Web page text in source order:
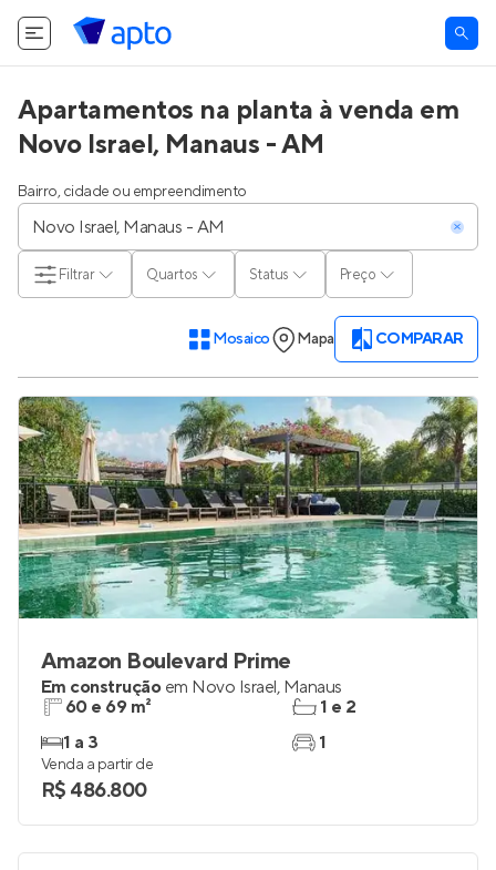
Apartamentos na planta à venda em
Novo Israel, Manaus - AM
Bairro, cidade ou empreendimento
Quartos Status Preço
Filtrar
Mosaico Mapa COMPARAR
Amazon Boulevard Prime
Em construção em Novo Israel, Manaus
60 e 69 m²
1 a 3
1 e 2
1
Venda a partir de
R$ 486.800